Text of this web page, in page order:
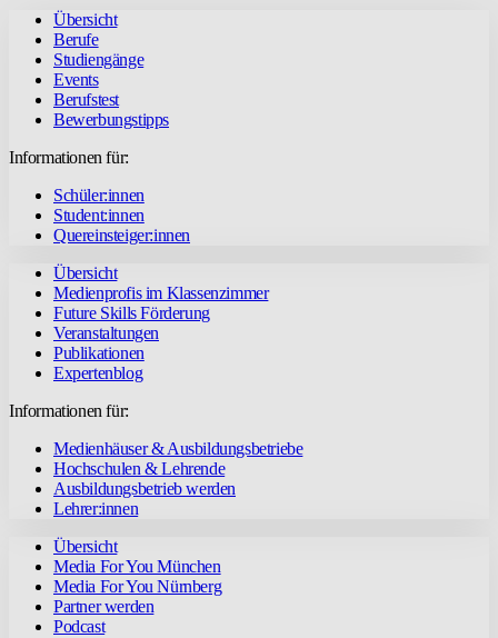
Übersicht
Berufe
Studiengänge
Events
Berufstest
Bewerbungstipps
Informationen für:
Schüler:innen
Student:innen
Quereinsteiger:innen
Übersicht
Medienprofis im Klassenzimmer
Future Skills Förderung
Veranstaltungen
Publikationen
Expertenblog
Informationen für:
Medienhäuser & Ausbildungsbetriebe
Hochschulen & Lehrende
Ausbildungsbetrieb werden
Lehrer:innen
Übersicht
Media For You München
Media For You Nürnberg
Partner werden
Podcast